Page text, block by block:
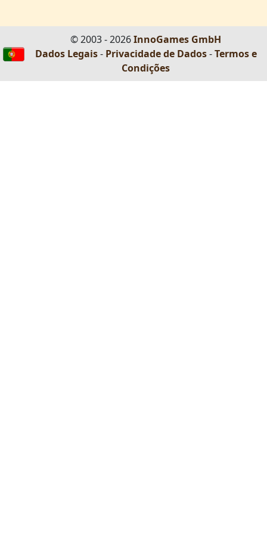
© 2003 - 2026InnoGames GmbH
Dados Legais- Privacidade de Dados-Termos e
Condições